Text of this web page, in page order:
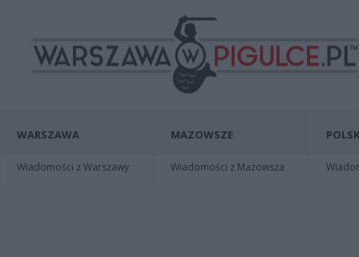
WARSZAWA
Wiadomości z Warszawy
MAZOWSZE
Wiadomości z Mazowsza